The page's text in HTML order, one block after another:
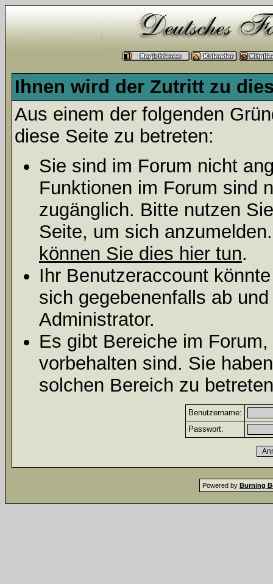
Ihnen wird der Zutritt zu
Aus einem der folgenden
diese Seite zu betreten:
Sie sind im Forum nicht
Funktionen im Forum sind
zugänglich. Bitte nutzen
Seite, um sich
können Sie dies hier tun.
Ihr Benutzeraccount
sich gegebenenfalls ab
Administrator.
Es gibt Bereiche im
vorbehalten sind. Sie
solchen Bereich zu
Benutzername:
Passwort:
Powered by Burning